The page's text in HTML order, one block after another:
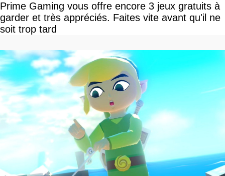
Prime Gaming vous offre encore 3 jeux gratuits à
garder et très appréciés. Faites vite avant qu'il ne
soit trop tard